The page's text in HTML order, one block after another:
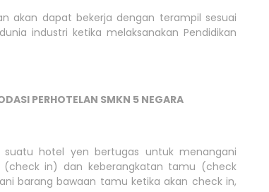
akan dapat bekerja dengan terampil sesuai
industri ketika melaksanakan Pendidikan
PERHOTELAN SMKN 5 NEGARA
hotel yen bertugas untuk menangani
(check in) dan keberangkatan tamu (check
barang bawaan tamu ketika akan check in,